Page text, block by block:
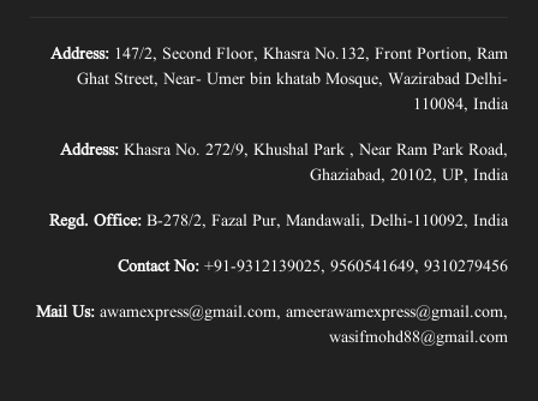
Address: 147/2, Second Floor, Khasra No.132, Front Portion, Ram
Ghat Street, Near- Umer bin khatab Mosque, Wazirabad Delhi-
110084, India
Address: Khasra No. 272/9, Khushal Park , Near Ram Park Road,
Ghaziabad, 20102, UP, India
Regd. Office: B-278/2, Fazal Pur, Mandawali, Delhi-110092, India
Contact No: +91-9312139025, 9560541649, 9310279456
Mail Us: awamexpress@gmail.com, ameerawamexpress@gmail.com,
wasifmohd88@gmail.com